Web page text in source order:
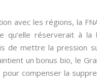
avec les régions, la
qu’elle réserverait à
de mettre la pression
un bonus bio, le
compenser la